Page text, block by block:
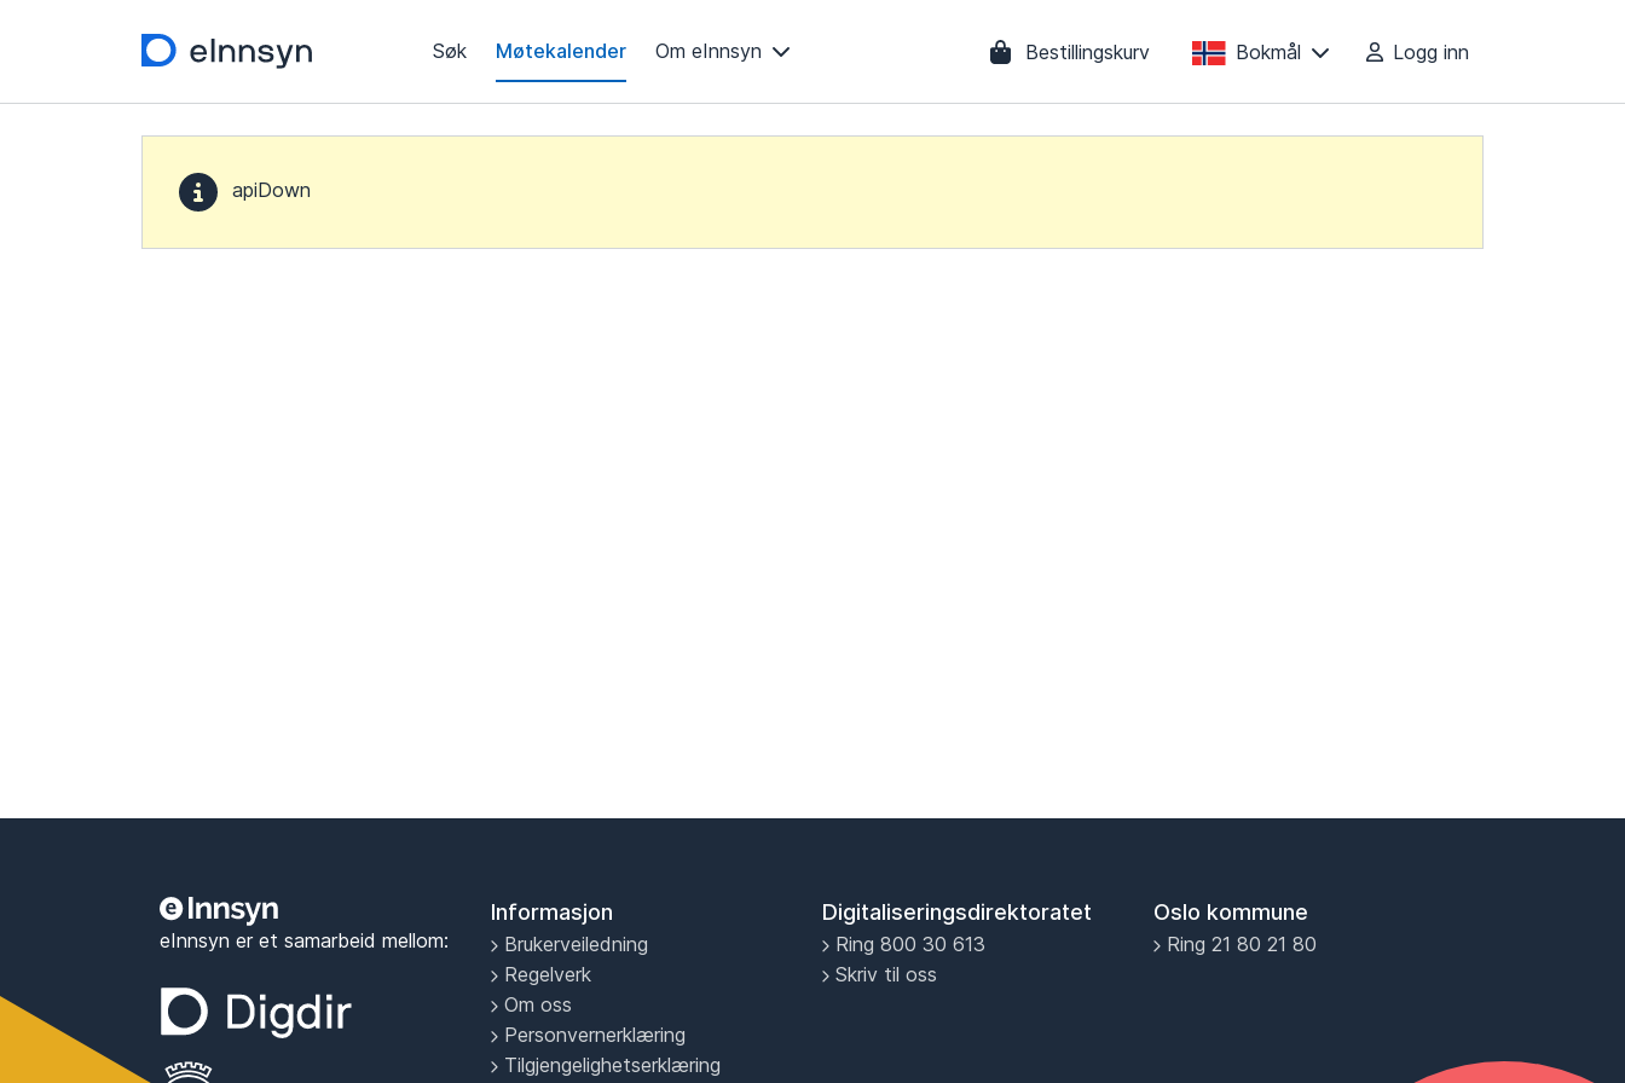
Søk Møtekalender Om eInnsyn Bestillingskurv Bokmål Logg inn
apiDown
eInnsyn er et samarbeid mellom:
Informasjon
Brukerveiledning
Regelverk
Om oss
Personvernerklæring
Tilgjengelighetserklæring
Digitaliseringsdirektoratet
Ring 800 30 613
Skriv til oss
Oslo kommune
Ring 21 80 21 80